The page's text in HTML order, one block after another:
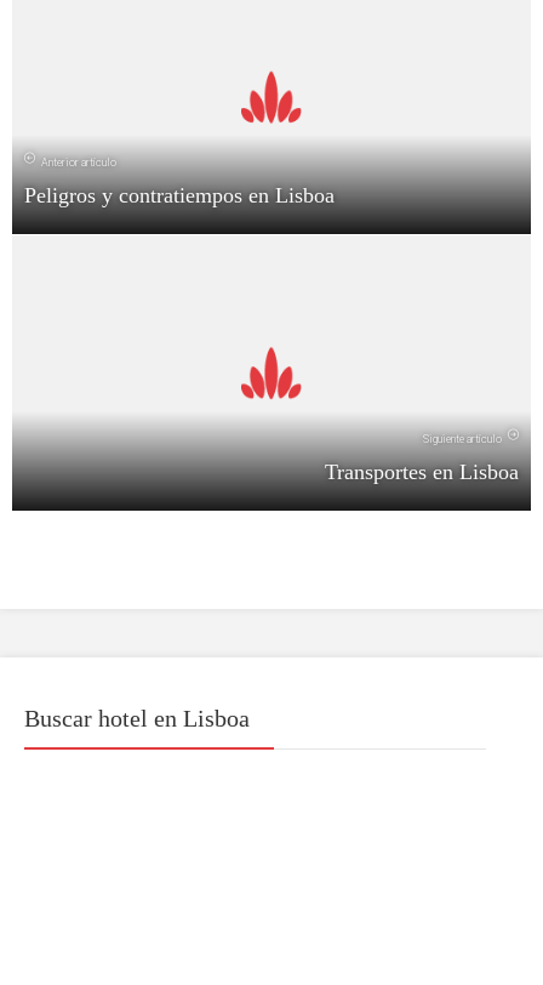
Anterior artículo
Peligros y contratiempos en Lisboa
Siguiente artículo
Transportes en Lisboa
Buscar hotel en Lisboa